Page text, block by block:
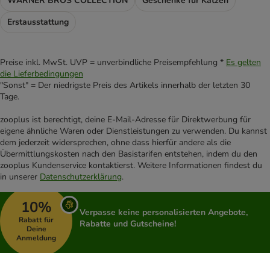
Erstausstattung
Preise inkl. MwSt. UVP = unverbindliche Preisempfehlung * Es gelten
die Lieferbedingungen
"Sonst" = Der niedrigste Preis des Artikels innerhalb der letzten 30
Tage.
zooplus ist berechtigt, deine E-Mail-Adresse für Direktwerbung für
eigene ähnliche Waren oder Dienstleistungen zu verwenden. Du kannst
dem jederzeit widersprechen, ohne dass hierfür andere als die
Übermittlungskosten nach den Basistarifen entstehen, indem du den
zooplus Kundenservice kontaktierst. Weitere Informationen findest du
in unserer Datenschutzerklärung.
10%
Rabatt für
Deine
Anmeldung
Verpasse keine personalisierten Angebote,
Rabatte und Gutscheine!